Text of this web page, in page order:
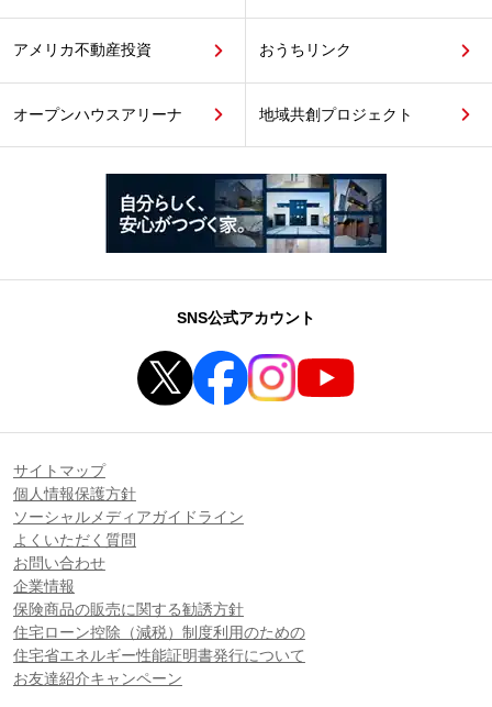
アメリカ不動産投資 おうちリンク
オープンハウスアリーナ 地域共創プロジェクト
SNS公式アカウント
サイトマップ
個人情報保護方針
ソーシャルメディアガイドライン
よくいただく質問
お問い合わせ
企業情報
保険商品の販売に関する勧誘方針
住宅ローン控除（減税）制度利用のための
住宅省エネルギー性能証明書発行について
お友達紹介キャンペーン